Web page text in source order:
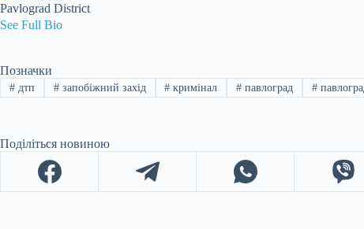
Pavlograd District
See Full Bio
Позначки
#дтп #запобіжний захід # кримінал # павлоград #
Поділіться новиною